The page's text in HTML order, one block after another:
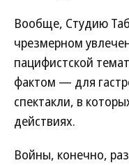
Вообще, Студию
чрезмерном
пацифистской
фактом — для
спектакли, в
действиях.
Войны, конечно,